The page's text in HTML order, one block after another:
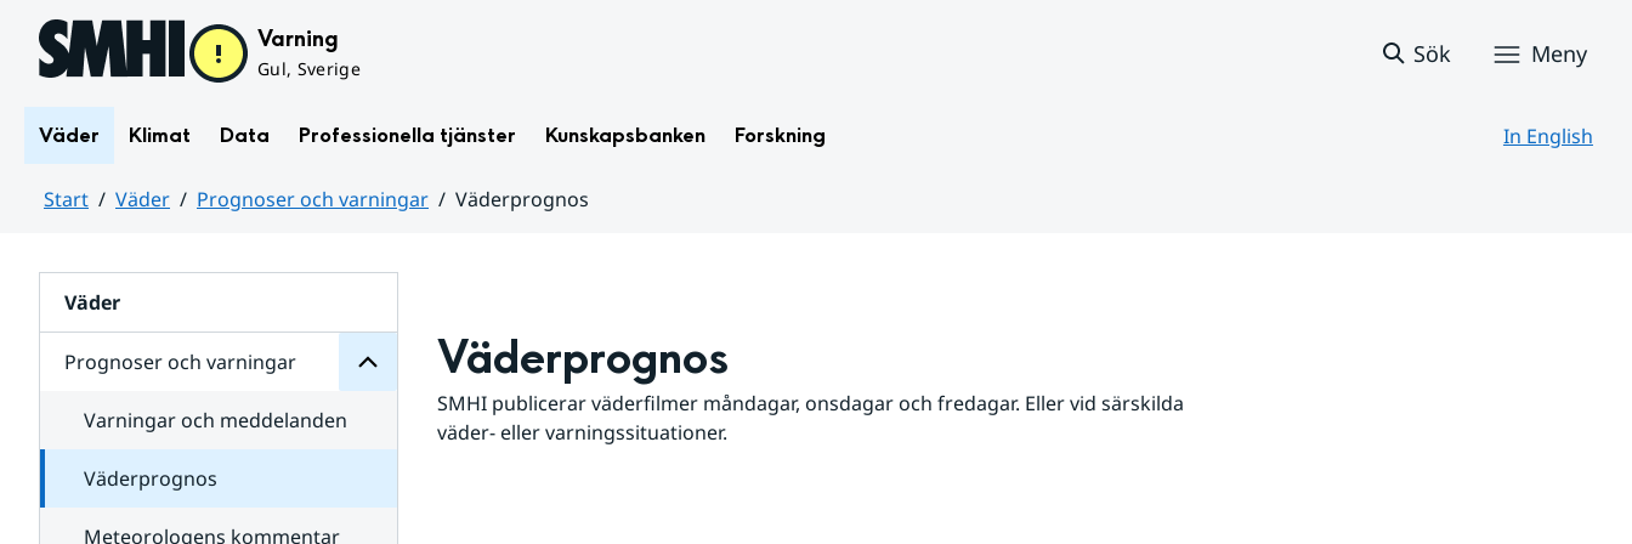
Hoppa till sidans innehåll Varning
Gul, Sverige
Sök Meny
Väder Klimat Data Professionella tjänster Kunskapsbanken Forskning In English
Start Väder Prognoser och varningar
Väderprognos
Väder
Prognoser och varningar
för
varningar
Varningar och meddelanden
Väderprognos
Meteorologens kommentar
Väderprognos
SMHI publicerar väderfilmer måndagar, onsdagar och fredagar. Eller vid särskilda
väder- eller varningssituationer.